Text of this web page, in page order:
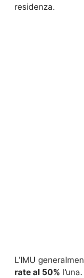
residenza.
L’IMU
rate al 50%